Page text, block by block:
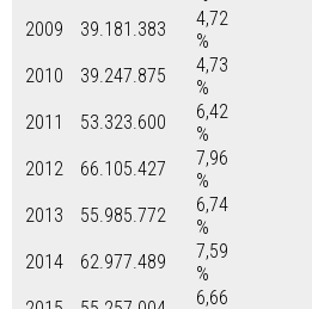
2009
39.181.383
4,72
%
2010
39.247.875
4,73
%
2011
53.323.600
6,42
%
2012
66.105.427
7,96
%
2013
55.985.772
6,74
%
2014
62.977.489
7,59
%
6,66